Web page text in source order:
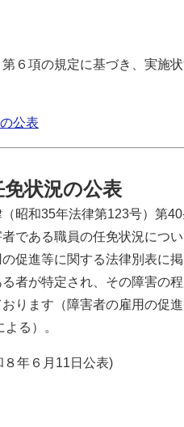
６項の規定に基づき、実施
公表
状況の公表
昭和35年法律第123号）第
である職員の任免状況につ
促進等に関する法律別表に
者が特定され、その障害の
ります（障害者の雇用の促
る）。
年６月11日公表)